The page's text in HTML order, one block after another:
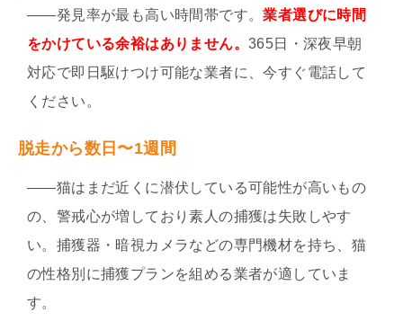
——発見率が最も高い時間帯です。業者選びに時間
をかけている余裕はありません。 365日・深夜早朝
対応で即日駆けつけ可能な業者に、今すぐ電話して
ください。
脱走から数日〜1週間
——猫はまだ近くに潜伏している可能性が高いもの
の、警戒心が増しており素人の捕獲は失敗しやす
い。捕獲器・暗視カメラなどの専門機材を持ち、猫
の性格別に捕獲プランを組める業者が適していま
す。